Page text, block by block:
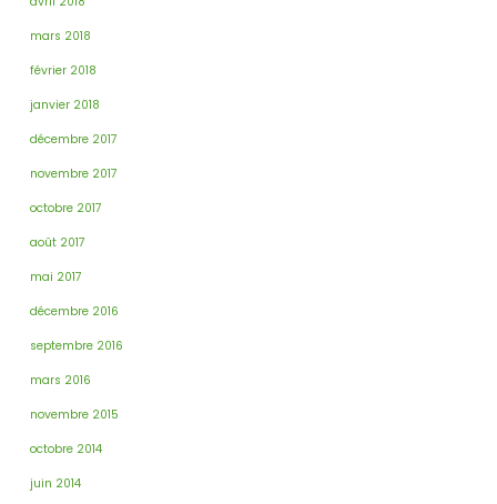
mars 2018
février 2018
janvier 2018
décembre 2017
novembre 2017
octobre 2017
août 2017
mai 2017
décembre 2016
septembre 2016
mars 2016
novembre 2015
octobre 2014
juin 2014